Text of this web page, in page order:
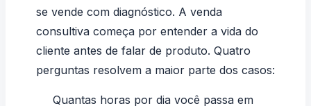
se vende com diagnóstico. A venda
consultiva começa por entender a vida do
cliente antes de falar de produto. Quatro
perguntas resolvem a maior parte dos casos:
Quantas horas por dia você passa em